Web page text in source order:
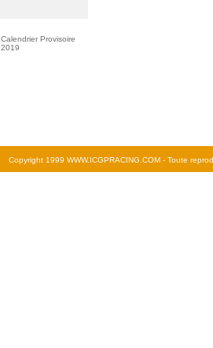
Calendrier Provisoire
2019
Copyright 1999 WWW.ICGPRACING.COM - Toute